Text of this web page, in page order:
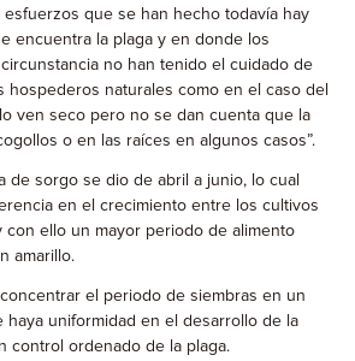
esfuerzos que se han hecho todavía hay
encuentra la plaga y en donde los
no han tenido el cuidado de
hospederos naturales como en el caso del
ven seco pero no se dan cuenta que la
o en las raíces en algunos casos”.
de sorgo se dio de abril a junio, lo cual
en el crecimiento entre los cultivos
con ello un mayor periodo de alimento
amarillo.
el periodo de siembras en un
haya uniformidad en el desarrollo de la
control ordenado de la plaga.